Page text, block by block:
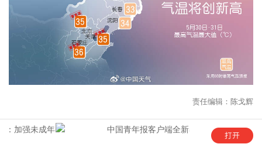
责任编辑：陈戈辉
中国青年报客户端全新5.0版上线！ “这是六